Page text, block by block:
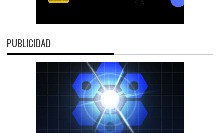
PUBLICIDAD